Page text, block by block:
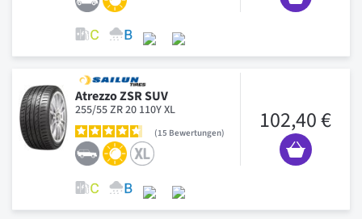
Atrezzo ZSR SUV
255/55 ZR 20 110Y XL
15 Bewertungen 102,40 €